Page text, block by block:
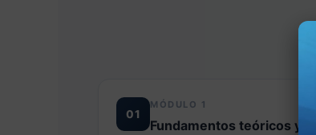
01
MÓDULO 1
Fundamentos teóricos y